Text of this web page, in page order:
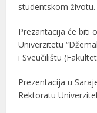
studentskom životu.
Prezantacija će biti
Univerzitetu
i Sveučilištu
Prezentacija u
Rektoratu